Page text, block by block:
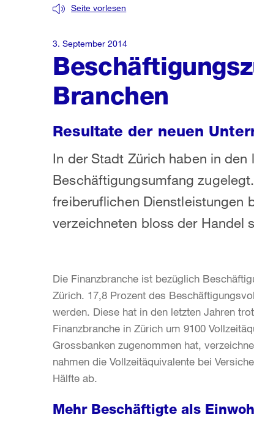
Branchen
Seite vorlesen
Resultate der neuen
In der Stadt Zürich haben in
Beschäftigungsumfang
freiberuflichen Dienstleistungen
verzeichneten bloss der Handel
3. September 2014
Die Finanzbranche ist bezüglich
Zürich. 17,8 Prozent des
werden. Diese hat in den letzten Jahren
Finanzbranche in Zürich um 9100
Grossbanken zugenommen hat,
nahmen die Vollzeitäquivalente bei
Hälfte ab.
Mehr Beschäftigte als